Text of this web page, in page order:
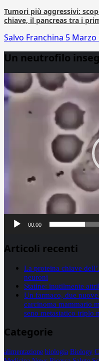
Tumori più aggressivi:
chiave, il pancreas tra i
Salvo Franchina 5 Marzo
Un neutrofilo
Player
00:00
Articoli recenti
La proteina chiave
neuroni
Statine: inutilmente
Un farmaco, due
carcinoma mammario
seno metastatico triplo
Categorie
alimentazione biologia Biology